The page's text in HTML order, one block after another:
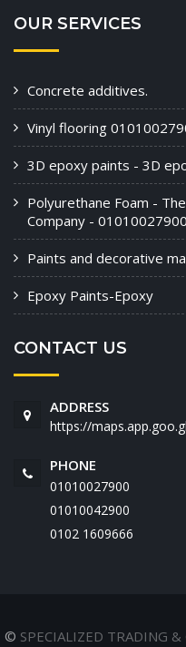
OUR SERVICES
Concrete additives.
Vinyl flooring
3D epoxy paints - 3D
Polyurethane Foam -
Company -
Paints and decorative
Epoxy Paints-Epoxy
CONTACT US
ADDRESS
https://
PHONE
01010027900
01010042900
‭0102 1609666‬
© SPECIALIZED TRADING